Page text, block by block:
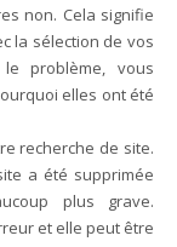
non. Cela signifie
la sélection de vos
problème, vous
elles ont été
recherche de site.
a été supprimée
plus grave.
et elle peut être